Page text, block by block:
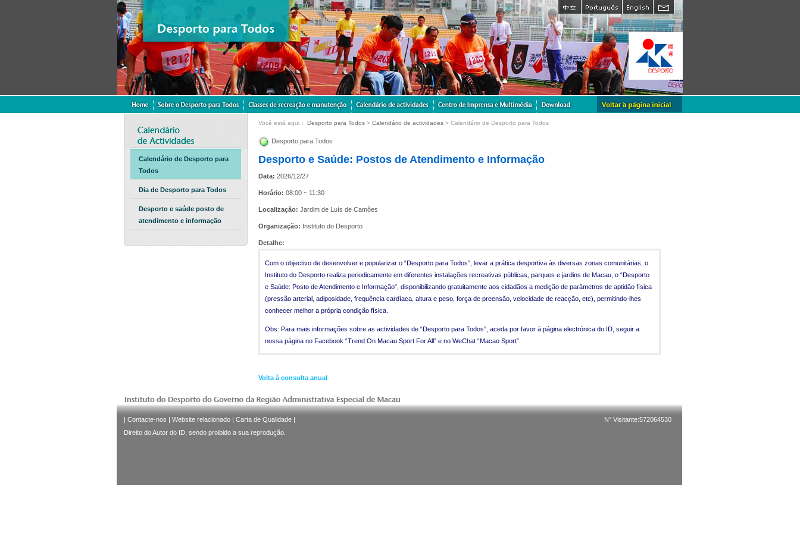
Calendário de Desporto para
Todos
Dia de Desporto para Todos
Desporto e saúde posto de
atendimento e informação
Você está aqui： Desporto para Todos > Calendário de actividades > Calendário de Desporto para Todos
Desporto para Todos
Desporto e Saúde: Postos de Atendimento e Informação
Data: 2026/12/27
Horário: 08:00 ~ 11:30
Localização: Jardim de Luís de Camões
Organização: Instituto do Desporto
Detalhe:
Com o objectivo de desenvolver e popularizar o “Desporto para Todos”, levar a prática desportiva às diversas zonas comunitárias, o
Instituto do Desporto realiza periodicamente em diferentes instalações recreativas públicas, parques e jardins de Macau, o “Desporto
e Saúde: Posto de Atendimento e Informação”, disponibilizando gratuitamente aos cidadãos a medição de parâmetros de aptidão física
(pressão arterial, adiposidade, frequência cardíaca, altura e peso, força de preensão, velocidade de reacção, etc), permitindo-lhes
conhecer melhor a própria condição física.
Obs: Para mais informações sobre as actividades de “Desporto para Todos”, aceda por favor à página electrónica do ID, seguir a
nossa página no Facebook “Trend On Macau Sport For All” e no WeChat “Macao Sport”.
Volta à consulta anual
| Contacte-nos | Website relacionado | Carta de Qualidade |
Direito do Autor do ID, sendo proibido a sua reprodução.
N° Visitante:572064530